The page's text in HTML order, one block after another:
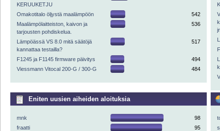
KERUUKETJU
Omakotitalo öljystä maalämpöön
542
Maalämpölaitteiston, kaivon ja
tarjousten pohdiskelua.
536
Lämpöässä VS 8.0 mitä säätöjä
kannattaa testailla?
517
F1245 ja F1145 firmware päivitys
494
Viessmann Vitocal 200-G / 300-G
484
Eniten uusien aiheiden aloituksia
mnk
98
fraatti
95